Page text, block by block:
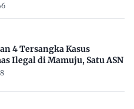
4 Tersangka Kasus
Ilegal di Mamuju, Satu ASN